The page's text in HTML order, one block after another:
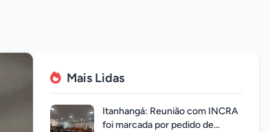
Mais Lidas
Itanhangá: Reunião com INCRA
foi marcada por pedido de